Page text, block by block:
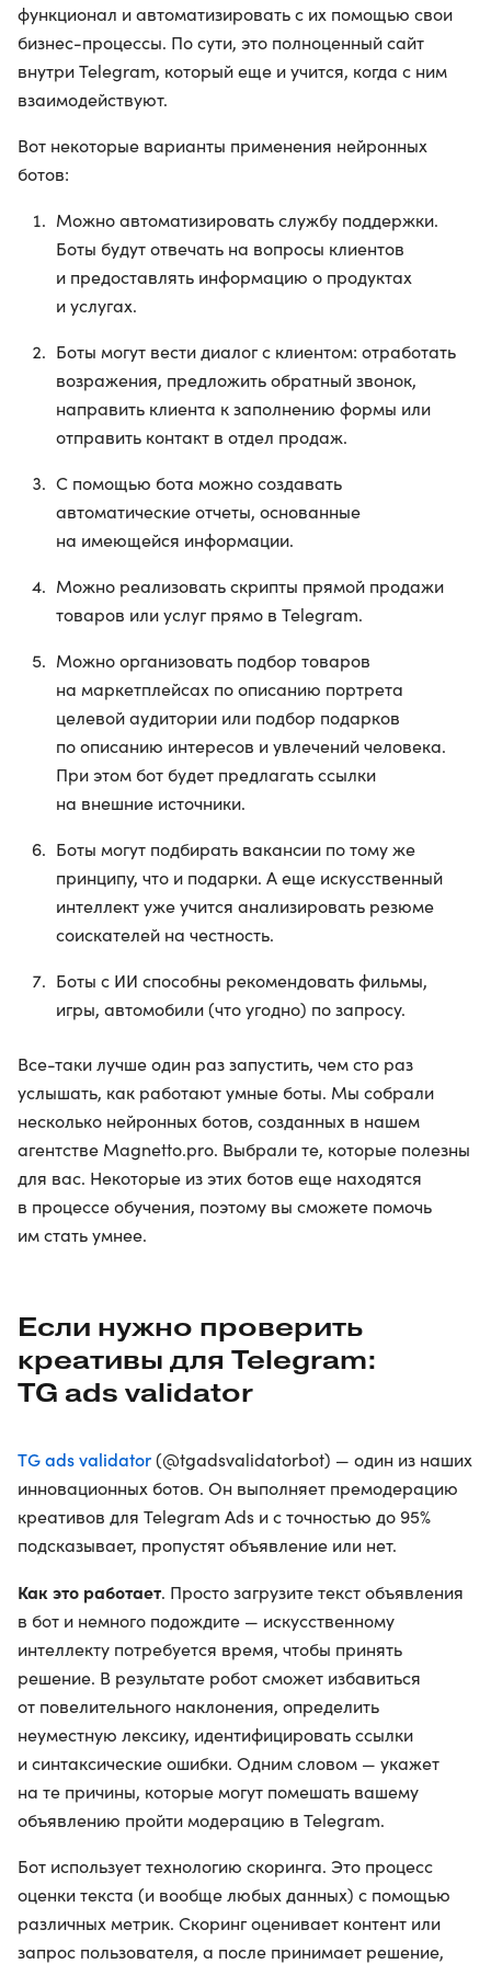
функционал и автоматизировать с их помощью свои
бизнес-процессы. По сути, это полноценный сайт
внутри Telegram, который еще и учится, когда с ним
взаимодействуют.
Вот некоторые варианты применения нейронных
ботов:
Можно автоматизировать службу поддержки.
Боты будут отвечать на вопросы клиентов
и предоставлять информацию о продуктах
и услугах.
Боты могут вести диалог с клиентом: отработать
возражения, предложить обратный звонок,
направить клиента к заполнению формы или
отправить контакт в отдел продаж.
С помощью бота можно создавать
автоматические отчеты, основанные
на имеющейся информации.
Можно реализовать скрипты прямой продажи
товаров или услуг прямо в Telegram.
Можно организовать подбор товаров
на маркетплейсах по описанию портрета
целевой аудитории или подбор подарков
по описанию интересов и увлечений человека.
При этом бот будет предлагать ссылки
на внешние источники.
Боты могут подбирать вакансии по тому же
принципу, что и подарки. А еще искусственный
интеллект уже учится анализировать резюме
соискателей на честность.
Боты с ИИ способны рекомендовать фильмы,
игры, автомобили (что угодно) по запросу.
Все-таки лучше один раз запустить, чем сто раз
услышать, как работают умные боты. Мы собрали
несколько нейронных ботов, созданных в нашем
агентстве Magnetto.pro. Выбрали те, которые полезны
для вас. Некоторые из этих ботов еще находятся
в процессе обучения, поэтому вы сможете помочь
им стать умнее.
Если нужно проверить
креативы для Telegram:
TG ads validator
TG ads validator(@tgadsvalidatorbot) — один из наших
инновационных ботов. Он выполняет премодерацию
креативов для Telegram Ads и с точностью до 95%
подсказывает, пропустят объявление или нет.
Как это работает. Просто загрузите текст объявления
в бот и немного подождите — искусственному
интеллекту потребуется время, чтобы принять
решение. В результате робот сможет избавиться
от повелительного наклонения, определить
неуместную лексику, идентифицировать ссылки
и синтаксические ошибки. Одним словом — укажет
на те причины, которые могут помешать вашему
объявлению пройти модерацию в Telegram.
Бот использует технологию скоринга. Это процесс
оценки текста (и вообще любых данных) с помощью
различных метрик. Скоринг оценивает контент или
запрос пользователя, а после принимает решение,